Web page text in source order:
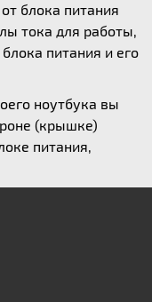
блока питания
тока для работы,
питания и его
ноутбука вы
(крышке)
питания,